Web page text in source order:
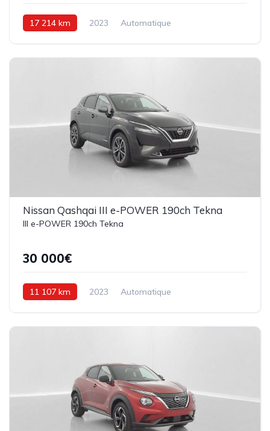
17 214 km 2023
Automatique
Nissan Qashqai III e-POWER 190ch Tekna
III e-POWER 190ch Tekna
30 000€
11 107 km 2023
Automatique